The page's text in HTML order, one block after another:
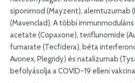
siponimod (Mayzent), alemtuzumab
(Mavenclad). A többi
acetate (Copaxone), teriflunomide
fumarate (Tecfidera), béta
Avonex, Plegridy) és natalizumab
befolyásolja a COVID-19 elleni